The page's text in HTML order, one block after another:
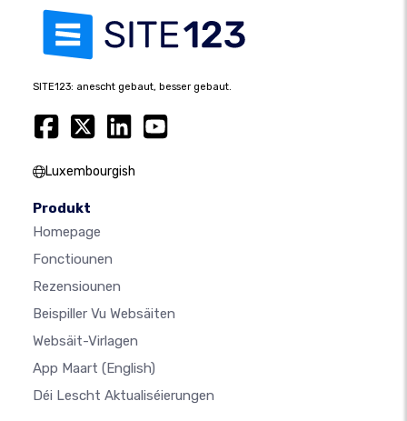
SITE123: anescht gebaut, besser gebaut.
Luxembourgish
Produkt
Homepage
Fonctiounen
Rezensiounen
Beispiller Vu Websäiten
Websäit-Virlagen
App Maart (English)
Déi Lescht Aktualiséierungen